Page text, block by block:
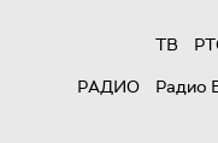
ТВ
РАДИО
Радио